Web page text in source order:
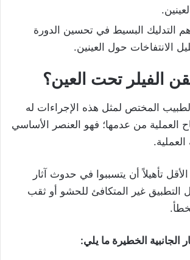
التدليك البسيط في تحسين الدورة
الانتفاخات حول العينين.
الفيلر تحت العين؟
المختص لمثل هذه الإجراءات له
العملية من عدمها؛ فهو العنصر الأساسي
تأهيلاً أن يتسببوا في حدوث آثار
التطبيق غير المتكافئ للحشو أو ثقب
الجانبية الخطيرة ما يلي: